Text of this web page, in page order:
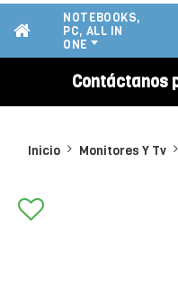
NOTEBOOKS,
PC, ALL IN
ONE
Contáctanos
Inicio Monitores Y Tv